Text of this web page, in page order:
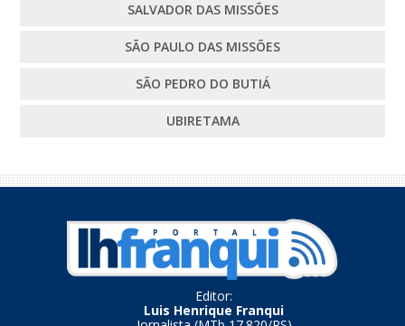
SALVADOR DAS MISSÕES
SÃO PAULO DAS MISSÕES
SÃO PEDRO DO BUTIÁ
UBIRETAMA
Editor:
Luis Henrique Franqui